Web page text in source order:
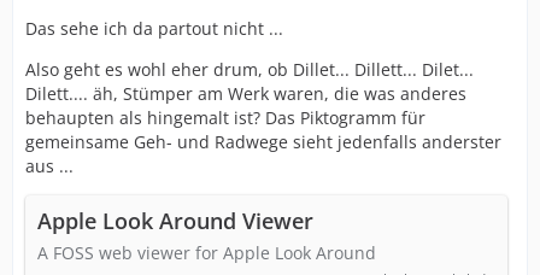
Das sehe ich da partout nicht ...
Also geht es wohl eher drum, ob Dillet... Dillett... Dilet...
Dilett.... äh, Stümper am Werk waren, die was anderes
behaupten als hingemalt ist? Das Piktogramm für
gemeinsame Geh- und Radwege sieht jedenfalls anderster
aus ...
Apple Look Around Viewer
A FOSS web viewer for Apple Look Around